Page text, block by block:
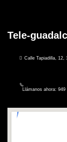
Tele-
Calle Tapiadilla, 12,
Llámanos ahora: